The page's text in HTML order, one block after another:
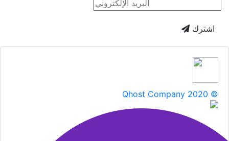
اشترك
Qhost Company 2020 ©